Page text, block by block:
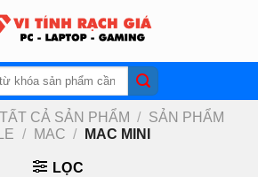
TẤT CẢ SẢN PHẨM / SẢN PHẨM
/ MAC / MAC MINI
LỌC